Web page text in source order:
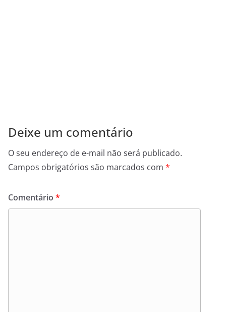
Deixe um comentário
O seu endereço de e-mail não será publicado.
Campos obrigatórios são marcados com *
Comentário *